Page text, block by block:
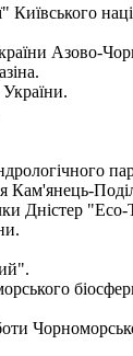
Азово-
Дністер "Eco-